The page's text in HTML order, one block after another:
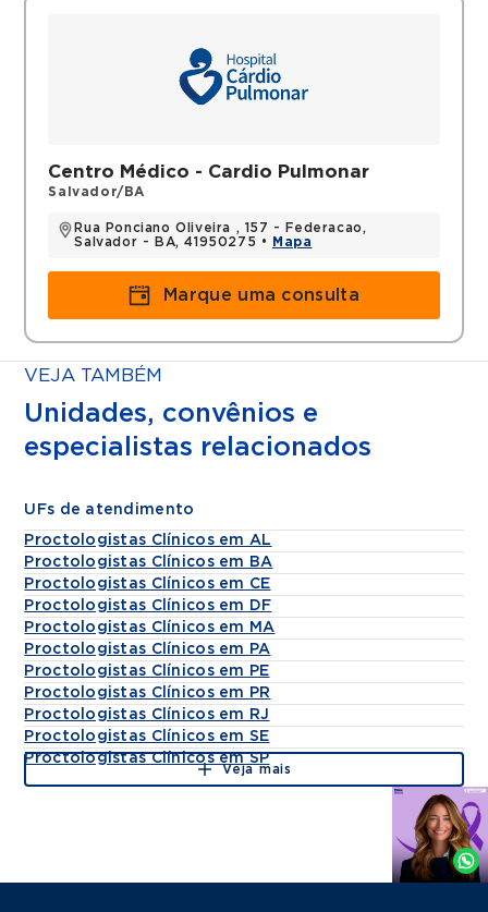
Centro Médico - Cardio Pulmonar
Salvador/BA
Rua Ponciano Oliveira , 157 - Federacao,
Salvador - BA, 41950275 •
Mapa
Marque uma consulta
VEJA TAMBÉM
Unidades, convênios e
especialistas relacionados
UFs de atendimento
Proctologistas Clínicos em AL
Proctologistas Clínicos em BA
Proctologistas Clínicos em CE
Proctologistas Clínicos em DF
Proctologistas Clínicos em MA
Proctologistas Clínicos em PA
Proctologistas Clínicos em PE
Proctologistas Clínicos em PR
Proctologistas Clínicos em RJ
Proctologistas Clínicos em SE
Proctologistas Clínicos em SP
Veja mais
Agende
Whatsapp